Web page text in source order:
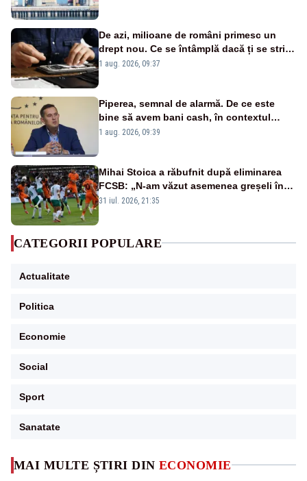
MAI MULTE ȘTIRI DIN ECONOMIE
De azi, milioane de români primesc un
drept nou. Ce se întâmplă dacă ți se strică
un produs
1 aug. 2026, 09:37
Piperea, semnal de alarmă. De ce este
bine să avem bani cash, în contextul
alertei energetice?
1 aug. 2026, 09:39
Mihai Stoica a răbufnit după eliminarea
FCSB: „N-am văzut asemenea greșeli în
190 de meciuri europene”
31 iul. 2026, 21:35
CATEGORII POPULARE
Actualitate
Politica
Economie
Social
Sport
Sanatate